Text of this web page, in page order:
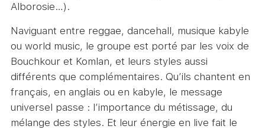
Alborosie…).
Naviguant entre reggae, dancehall, musique kabyle
ou world music, le groupe est porté par les voix de
Bouchkour et Komlan, et leurs styles aussi
différents que complémentaires. Qu’ils chantent en
français, en anglais ou en kabyle, le message
universel passe : l’importance du métissage, du
mélange des styles. Et leur énergie en live fait le